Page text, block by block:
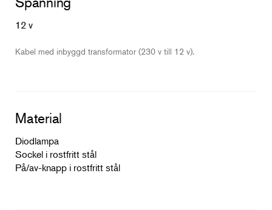
12 v
Kabel med inbyggd transformator (230 v till 12 v).
Material
Diodlampa
Sockel i rostfritt stål
På/av-knapp i rostfritt stål